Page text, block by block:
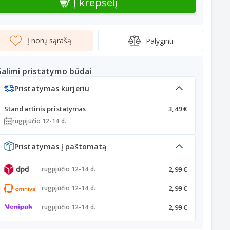
Į norų sąrašą Palyginti
pristatymo būdai
Pristatymas kurjeriu
Standartinis pristatymas 3,49 €
rugpjūčio 12-14 d.
Pristatymas į paštomatą
rugpjūčio 12-14 d. 2,99 €
rugpjūčio 12-14 d. 2,99 €
rugpjūčio 12-14 d. 2,99 €